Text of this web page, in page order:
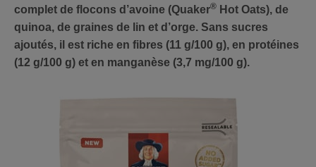
complet de flocons d’avoine (Quaker® Hot Oats), de
quinoa, de graines de lin et d’orge. Sans sucres
ajoutés, il est riche en fibres (11 g/100 g), en protéines
(12 g/100 g) et en manganèse (3,7 mg/100 g).